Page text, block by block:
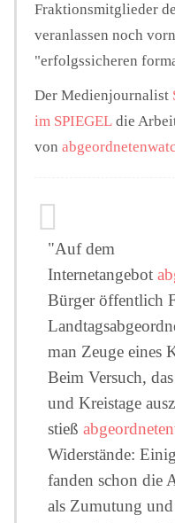
Fraktionsmitglieder
veranlassen noch
"erfolgssicheren
Der Medienjournalist
im SPIEGEL die
von
"Auf dem
Internetangebot
Bürger öffentlich
man Zeuge eines
Beim Versuch,
und Kreistage
stieß
Widerstände:
fanden schon die
als Zumutung